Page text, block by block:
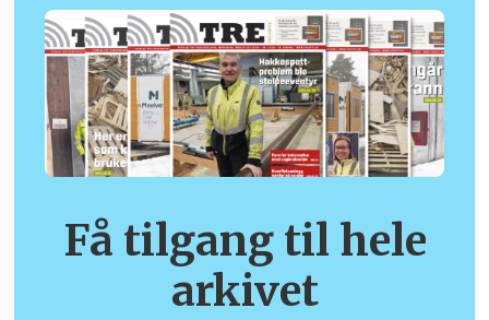
Få tilgang til hele
arkivet